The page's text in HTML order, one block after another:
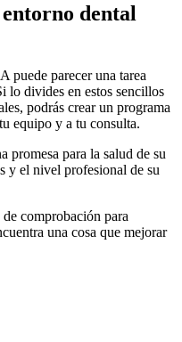
dental
puede parecer una tarea
lo divides en estos sencillos
podrás crear un programa
equipo y a tu consulta.
promesa para la salud de su
y el nivel profesional de su
comprobación para
una cosa que mejorar